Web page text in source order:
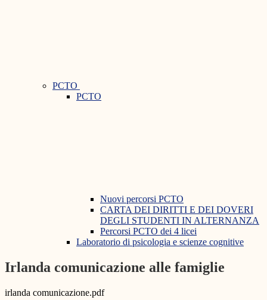
PCTO
PCTO
Nuovi percorsi PCTO
CARTA DEI DIRITTI E DEI DOVERI
DEGLI STUDENTI IN ALTERNANZA
Percorsi PCTO dei 4 licei
Laboratorio di psicologia e scienze cognitive
Irlanda comunicazione alle famiglie
irlanda comunicazione.pdf